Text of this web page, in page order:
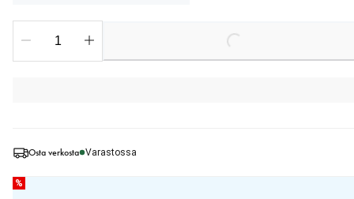
Osta verkosta Varastossa
%
Loading...